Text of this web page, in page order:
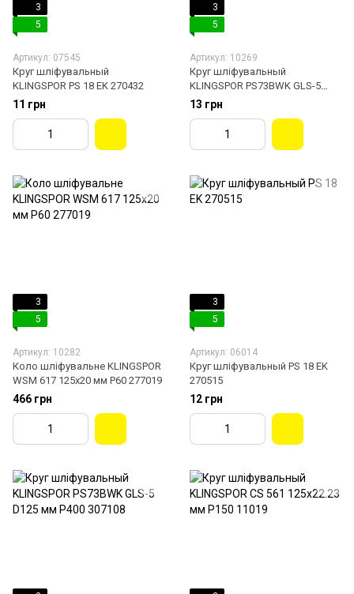
3
5
Артикул: 07545
Круг шліфувальный
KLINGSPOR PS 18 EK 270432
11 грн
3
5
Артикул: 10269
Круг шліфувальный
KLINGSPOR PS73BWK GLS-5
D125 мм P1000 307111
13 грн
3
5
Артикул: 10282
Коло шліфувальне KLINGSPOR
WSM 617 125x20 мм P60 277019
466 грн
3
5
Артикул: 06014
Круг шліфувальный PS 18 EK
270515
12 грн